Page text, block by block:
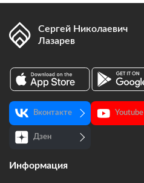
Сергей Николаевич
Лазарев
Вконтакте Youtube
Дзен
Информация